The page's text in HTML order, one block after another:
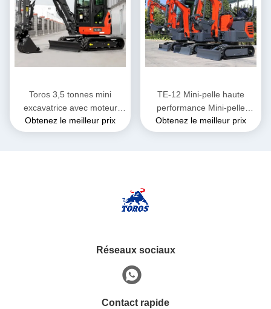
Toros 3,5 tonnes mini
excavatrice avec moteur
Kubota Micro Digger Mult
Functions sacocheuse
Obtenez le meilleur prix
TE-12 Mini-pelle haute
performance Mini-pelle
diesel Hauteur 2285mm
Pour travaux municipaux
Obtenez le meilleur prix
Réseaux sociaux
Contact rapide